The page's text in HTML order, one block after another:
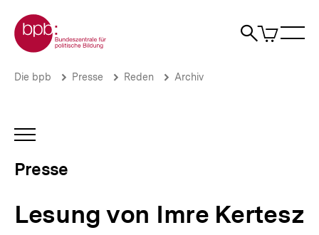
zum
Seiteninhalt
springen
Zur Startseite der bpb
Suche
Artikel
im
Lesung
Presse
bpb.de
Brotkrümelnavigation
Pfadnavigation
Die bpb Presse Reden Archiv
INHALTSNAVIGATION
Presse
Lesung von Imre Kertesz